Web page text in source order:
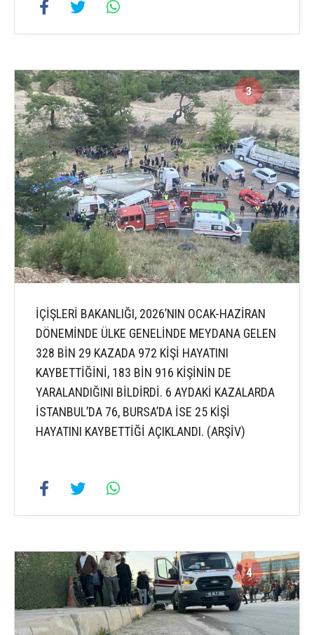
3 4
İÇİŞLERİ BAKANLIĞI, 2026’NIN OCAK-HAZİRAN
DÖNEMİNDE ÜLKE GENELİNDE MEYDANA GELEN
328 BİN 29 KAZADA 972 KİŞİ HAYATINI
KAYBETTİĞİNİ, 183 BİN 916 KİŞİNİN DE
YARALANDIĞINI BİLDİRDİ. 6 AYDAKİ KAZALARDA
İSTANBUL’DA 76, BURSA’DA İSE 25 KİŞİ
HAYATINI KAYBETTİĞİ AÇIKLANDI. (ARŞİV)
4 4